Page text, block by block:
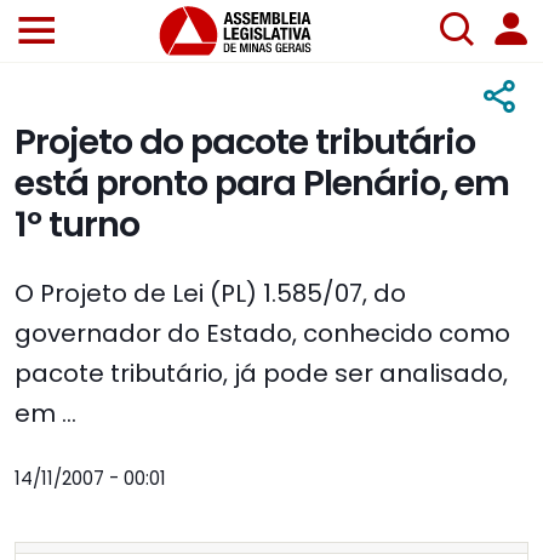
Projeto do pacote tributário
está pronto para Plenário, em
1º turno
O Projeto de Lei (PL) 1.585/07, do
governador do Estado, conhecido como
pacote tributário, já pode ser analisado,
em ...
14/11/2007 - 00:01